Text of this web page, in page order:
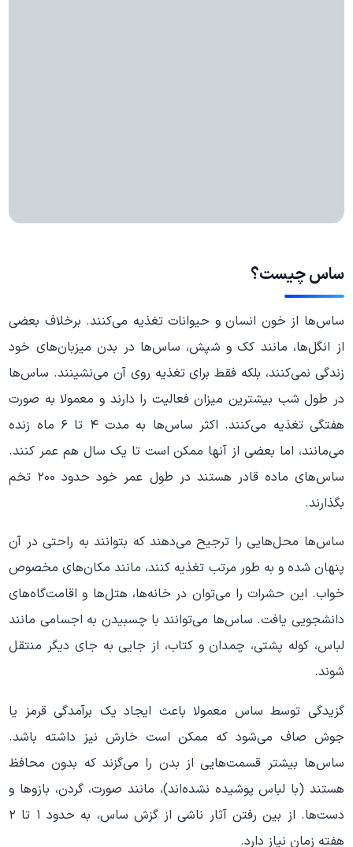
ساس چیست؟
ساس‌ها از خون انسان و حیوانات تغذیه می‌کنند. برخلاف بعضی
از انگل‌ها، مانند کک و شپش، ساس‌ها در بدن میزبان‌های خود
زندگی نمی‌کنند، بلکه فقط برای تغذیه روی آن می‌نشینند. ساس‌ها
در طول شب بیشترین میزان فعالیت را دارند و معمولا به صورت
هفتگی تغذیه می‌کنند. اکثر ساس‌ها به مدت ۴ تا ۶ ماه زنده
می‌مانند، اما بعضی از آنها ممکن است تا یک سال هم عمر کنند.
ساس‌های ماده قادر هستند در طول عمر خود حدود ۲۰۰ تخم
بگذارند.
ساس‌ها محل‌هایی را ترجیح می‌دهند که بتوانند به راحتی در آن
پنهان شده و به طور مرتب تغذیه کنند، مانند مکان‌های مخصوص
خواب. این حشرات را می‌توان در خانه‌ها، هتل‌ها و اقامت‌گاه‌های
دانشجویی یافت. ساس‌ها می‌توانند با چسبیدن به اجسامی مانند
لباس، کوله پشتی، چمدان و کتاب، از جایی به جای دیگر منتقل
شوند.
گزیدگی توسط ساس معمولا باعث ایجاد یک برآمدگی قرمز یا
جوش صاف می‌شود که ممکن است خارش نیز داشته باشد.
ساس‌ها بیشتر قسمت‌هایی از بدن را می‌گزند که بدون محافظ
هستند (با لباس پوشیده نشده‌اند)، مانند صورت، گردن، بازوها و
دست‌ها. از بین رفتن آثار ناشی از گزش ساس، به حدود ۱ تا ۲
هفته زمان نیاز دارد.